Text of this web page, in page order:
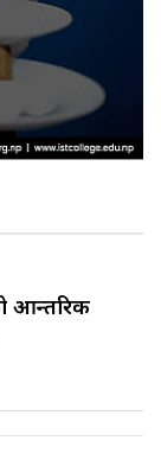
आन्तरिक